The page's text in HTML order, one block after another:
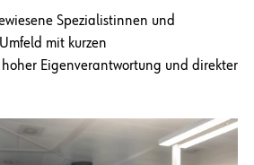
Spezialistinnen und
mit kurzen
Eigenverantwortung und direkter